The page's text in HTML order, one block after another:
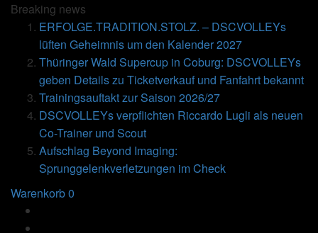
Breaking news
ERFOLGE.TRADITION.STOLZ. – DSCVOLLEYs
lüften Geheimnis um den Kalender 2027
Thüringer Wald Supercup in Coburg: DSCVOLLEYs
geben Details zu Ticketverkauf und Fanfahrt bekannt
Trainingsauftakt zur Saison 2026/27
DSCVOLLEYs verpflichten Riccardo Lugli als neuen
Co-Trainer und Scout
Aufschlag Beyond Imaging:
Sprunggelenkverletzungen im Check
Warenkorb0